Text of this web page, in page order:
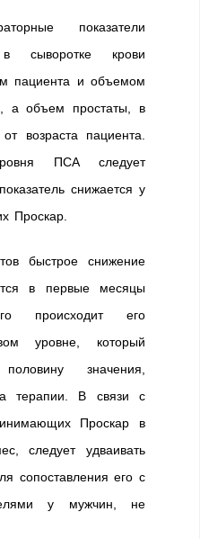
показатели
сыворотке крови
пациента и объемом
а объем простаты, в
возраста пациента.
ПСА следует
снижается у
Проскар.
быстрое снижение
в первые месяцы
происходит его
уровне, который
значения,
терапии. В связи с
Проскар в
следует удваивать
сопоставления его с
у мужчин, не